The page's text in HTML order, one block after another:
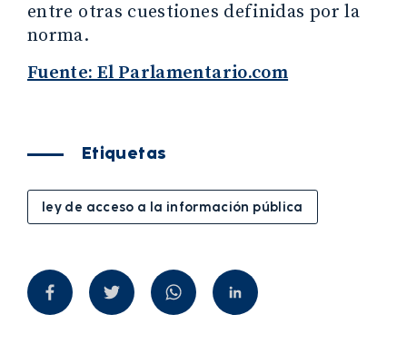
entre otras cuestiones definidas por la
norma.
Fuente: El Parlamentario.com
Etiquetas
ley de acceso a la información pública